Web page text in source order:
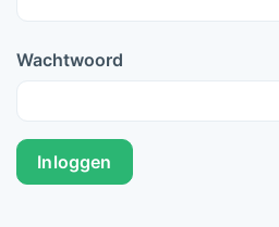
Wachtwoord
Inloggen